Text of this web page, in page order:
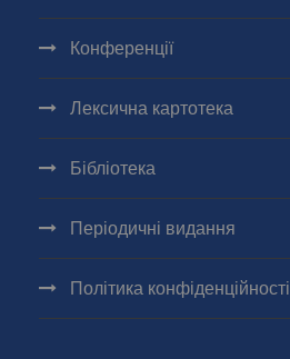
Конференції
Лексична картотека
Бібліотека
Періодичні видання
Політика конфіденційності